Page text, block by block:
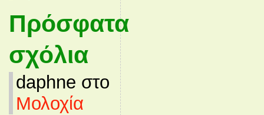
Πρόσφατα
σχόλια
daphne στο
Μολοχία